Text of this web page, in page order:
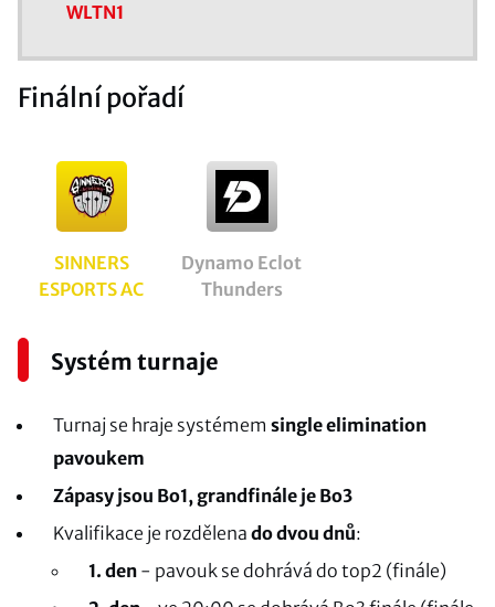
WLTN1
Finální pořadí
SINNERS
ESPORTS AC
Dynamo Eclot
Thunders
Systém turnaje
Turnaj se hraje systémem single elimination
pavoukem
Zápasy jsou Bo1, grandfinále je Bo3
Kvalifikace je rozdělena do dvou dnů:
1. den - pavouk se dohrává do top2 (finále)